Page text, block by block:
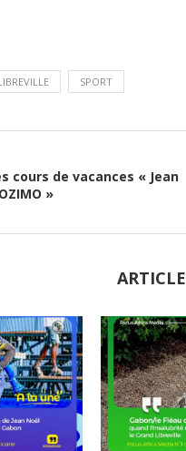
SPORT
cours de vacances « Jean
»